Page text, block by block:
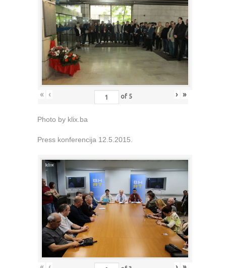
« ‹ of 5 › »
Photo by klix.ba
Press konferencija 12.5.2015.